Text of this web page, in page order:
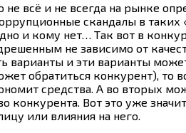
всё и не всегда на рынке
скандалы в
и кому нет… Так вот в
не зависимо от
варианты и эти варианты
обратиться конкурент), то
средства. А во вторых
Вот это уже
или влияния на него.